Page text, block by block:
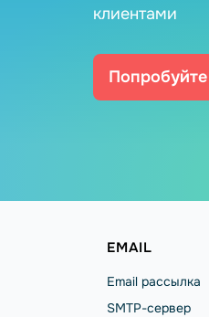
клиентами
EMAIL
Email рассылка
SMTP-сервер